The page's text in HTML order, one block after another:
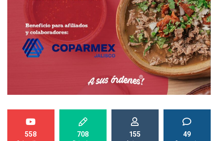
558 708 155 49